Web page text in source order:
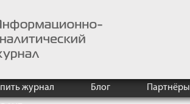
журнал Блог Партнёры